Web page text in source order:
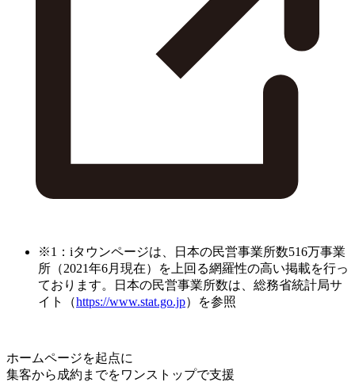
※1：iタウンページは、日本の民営事業所数516万事業
所（2021年6月現在）を上回る網羅性の高い掲載を行っ
ております。日本の民営事業所数は、総務省統計局サ
イト（https://www.stat.go.jp）を参照
ホームページを起点に
集客から成約までをワンストップで支援